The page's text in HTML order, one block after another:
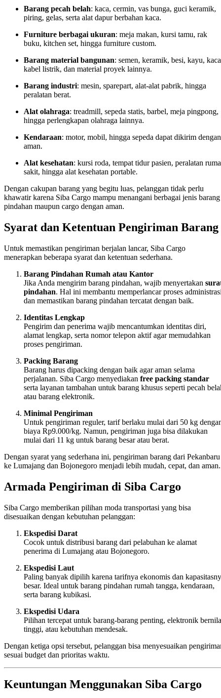
Barang pecah belah: kaca, cermin, vas bunga, guci keramik,
piring, gelas, serta alat dapur berbahan kaca.
Furniture berbagai ukuran: meja makan, kursi tamu, rak
buku, kitchen set, hingga furniture custom.
Barang material bangunan: semen, keramik, besi, kayu,
kabel listrik, dan material proyek lainnya.
Barang industri: mesin, sparepart, alat-alat pabrik, hingga
peralatan berat.
Alat olahraga: treadmill, sepeda statis, barbel, meja pingpong,
hingga perlengkapan olahraga lainnya.
Kendaraan: motor, mobil, hingga sepeda dapat dikirim dengan
aman.
Alat kesehatan: kursi roda, tempat tidur pasien, peralatan
sakit, hingga alat kesehatan portable.
Dengan cakupan barang yang begitu luas, pelanggan tidak perlu
khawatir karena Siba Cargo mampu menangani berbagai jenis barang
pindahan maupun cargo dengan aman.
Syarat dan Ketentuan Pengiriman Barang
Untuk memastikan pengiriman berjalan lancar, Siba Cargo
menerapkan beberapa syarat dan ketentuan sederhana.
Barang Pindahan Rumah atau Kantor
Jika Anda mengirim barang pindahan, wajib menyertakan
pindahan. Hal ini membantu memperlancar proses
dan memastikan barang pindahan tercatat dengan baik.
Identitas Lengkap
Pengirim dan penerima wajib mencantumkan identitas diri,
alamat lengkap, serta nomor telepon aktif agar memudahkan
proses pengiriman.
Packing Barang
Barang harus dipacking dengan baik agar aman selama
perjalanan. Siba Cargo menyediakan free packing standar
serta layanan tambahan untuk barang khusus seperti pecah
atau barang elektronik.
Minimal Pengiriman
Untuk pengiriman reguler, tarif berlaku mulai dari 50 kg
biaya Rp9.000/kg. Namun, pengiriman juga bisa dilakukan
mulai dari 11 kg untuk barang besar atau berat.
Dengan syarat yang sederhana ini, pengiriman barang dari Pekanbaru
ke Lumajang dan Bojonegoro menjadi lebih mudah, cepat, dan aman.
Armada Pengiriman di Siba Cargo
Siba Cargo memberikan pilihan moda transportasi yang bisa
disesuaikan dengan kebutuhan pelanggan:
Ekspedisi Darat
Cocok untuk distribusi barang dari pelabuhan ke alamat
penerima di Lumajang atau Bojonegoro.
Ekspedisi Laut
Paling banyak dipilih karena tarifnya ekonomis dan
besar. Ideal untuk barang pindahan rumah tangga, kendaraan,
serta barang kubikasi.
Ekspedisi Udara
Pilihan tercepat untuk barang-barang penting, elektronik
tinggi, atau kebutuhan mendesak.
Dengan ketiga opsi tersebut, pelanggan bisa menyesuaikan
sesuai budget dan prioritas waktu.
Keuntungan Menggunakan Siba Cargo